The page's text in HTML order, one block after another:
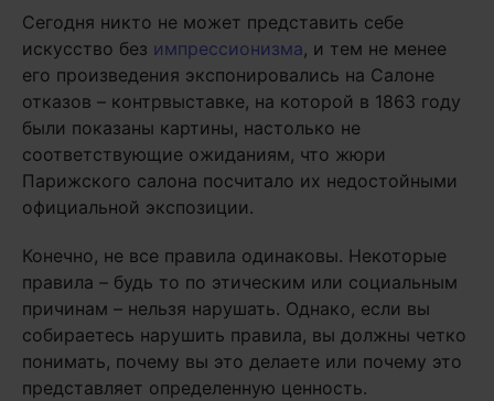
Сегодня никто не может представить себе
искусство без импрессионизма, и тем не менее
его произведения экспонировались на Салоне
отказов – контрвыставке, на которой в 1863 году
были показаны картины, настолько не
соответствующие ожиданиям, что жюри
Парижского салона посчитало их недостойными
официальной экспозиции.
Конечно, не все правила одинаковы. Некоторые
правила – будь то по этическим или социальным
причинам – нельзя нарушать. Однако, если вы
собираетесь нарушить правила, вы должны четко
понимать, почему вы это делаете или почему это
представляет определенную ценность.